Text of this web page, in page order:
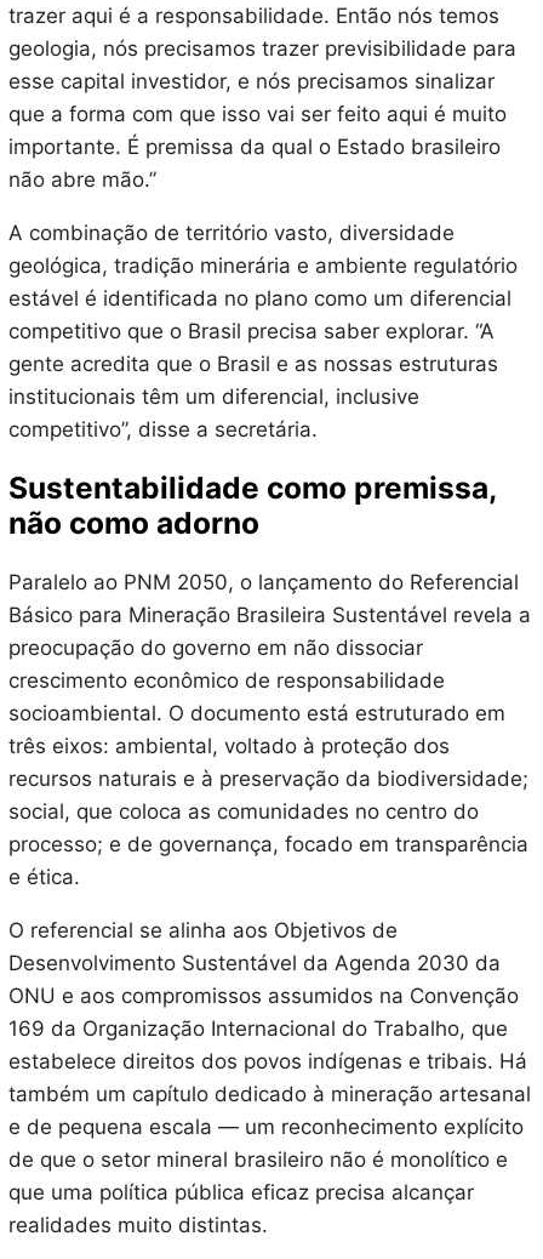
trazer aqui é a responsabilidade. Então nós temos
geologia, nós precisamos trazer previsibilidade para
esse capital investidor, e nós precisamos sinalizar
que a forma com que isso vai ser feito aqui é muito
importante. É premissa da qual o Estado brasileiro
não abre mão.”
A combinação de território vasto, diversidade
geológica, tradição minerária e ambiente regulatório
estável é identificada no plano como um diferencial
competitivo que o Brasil precisa saber explorar. “A
gente acredita que o Brasil e as nossas estruturas
institucionais têm um diferencial, inclusive
competitivo”, disse a secretária.
Sustentabilidade como premissa,
não como adorno
Paralelo ao PNM 2050, o lançamento do Referencial
Básico para Mineração Brasileira Sustentável revela a
preocupação do governo em não dissociar
crescimento econômico de responsabilidade
socioambiental. O documento está estruturado em
três eixos: ambiental, voltado à proteção dos
recursos naturais e à preservação da biodiversidade;
social, que coloca as comunidades no centro do
processo; e de governança, focado em transparência
e ética.
O referencial se alinha aos Objetivos de
Desenvolvimento Sustentável da Agenda 2030 da
ONU e aos compromissos assumidos na Convenção
169 da Organização Internacional do Trabalho, que
estabelece direitos dos povos indígenas e tribais. Há
também um capítulo dedicado à mineração artesanal
e de pequena escala — um reconhecimento explícito
de que o setor mineral brasileiro não é monolítico e
que uma política pública eficaz precisa alcançar
realidades muito distintas.